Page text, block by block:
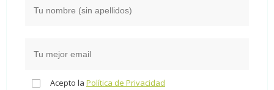
Acepto la Política de Privacidad